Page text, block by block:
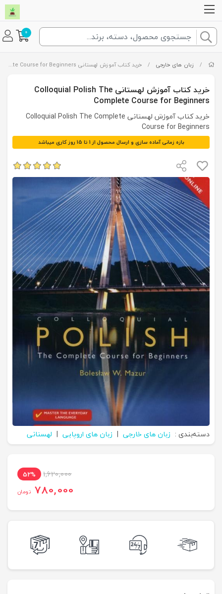
0
/ زبان های خارجی / خرید کتاب آموزش لهستانی Colloquial Polish The Complete Course for Beginners
خرید کتاب آموزش لهستانی Colloquial Polish The
Complete Course for Beginners
خرید کتاب آموزش لهستانی Colloquial Polish The Complete
Course for Beginners
بازه زمانی آماده سازی و ارسال محصول از 1 تا 15 روز کاری میباشد
دسته‌بندی : زبان های خارجی | زبان های اروپایی | لهستانی
1,620,000
52%
780,000 تومان